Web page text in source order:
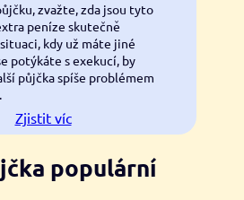
zvažte, zda jsou tyto
peníze skutečně
kdy už máte jiné
potýkáte s exekucí, by
půjčka spíše problémem
Zjistit víc
populární